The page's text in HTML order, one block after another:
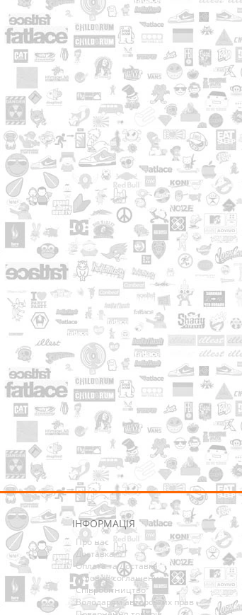
ІНФОРМАЦІЯ
Про нас
Доставка
Оплата та Доставка
Условия соглашения
Співробітництво
Володарям авторських прав